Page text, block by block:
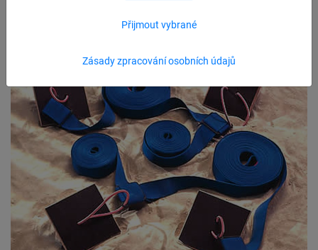
Zásady zpracování osobních údajů
Přijmout vybrané